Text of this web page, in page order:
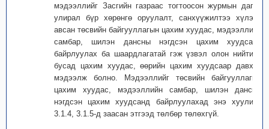
мэдээллийг Засгийн газраас тогтоосон журмын дагуу
улирал бүр хөрөнгө оруулалт, санхүүжилтээ хүлээн
авсан төсвийн байгууллагын цахим хуудас, мэдээллийн
самбар, шилэн дансны нэгдсэн цахим хуудсанд
байрлуулах ба шаардлагатай гэж үзвэл олон нийтийн
бусад цахим хуудас, өөрийн цахим хуудсаар давхар
мэдээлж болно. Мэдээллийг төсвийн байгууллагын
цахим хуудас, мэдээллийн самбар, шилэн дансны
нэгдсэн цахим хуудсанд байрлуулахад энэ хуулийн
3.1.4, 3.1.5-д заасан этгээд төлбөр төлөхгүй.